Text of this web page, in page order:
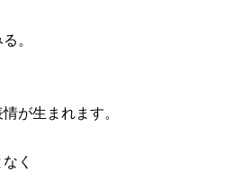
。
が生まれます。
く